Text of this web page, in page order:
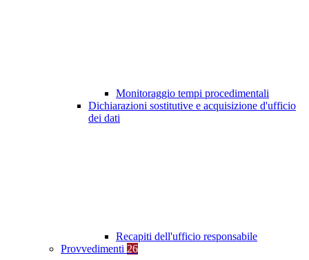
Monitoraggio tempi procedimentali
Dichiarazioni sostitutive e acquisizione d'ufficio
dei dati
Recapiti dell'ufficio responsabile
Provvedimenti 26